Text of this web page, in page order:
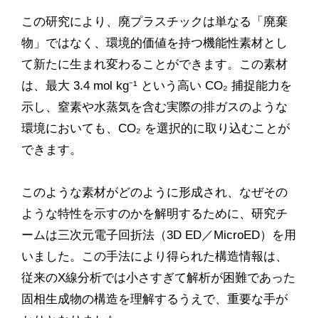
この研究により、廃プラスチックは単なる「廃棄
物」ではなく、環境的価値を持つ機能性素材とし
て新たに生まれ変わることができます。この素材
は、最大 3.4 mol kg⁻¹ という高い CO₂ 捕捉能力を
示し、窒素や水蒸気を含む実際の排ガスのような
環境においても、CO₂ を選択的に取り込むことが
できます。
このような素材がどのように形成され、なぜその
ような特性を示すのかを解明するために、研究チ
ームは三次元電子回折法（3D ED／MicroED）を用
いました。この手法により得られた構造情報は、
従来のX線分析では小さすぎて解析が困難であった
固相生成物の構造を理解するうえで、重要な手が